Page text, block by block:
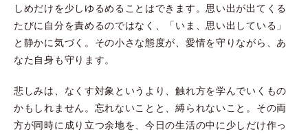
しめだけを少しゆるめることはできます。思い出が出てくる
たびに自分を責めるのではなく、「いま、思い出している」
と静かに気づく。その小さな態度が、愛情を守りながら、あ
なた自身も守ります。
悲しみは、なくす対象というより、触れ方を学んでいくもの
かもしれません。忘れないことと、縛られないこと。その両
方が同時に成り立つ余地を、今日の生活の中に少しだけ作っ